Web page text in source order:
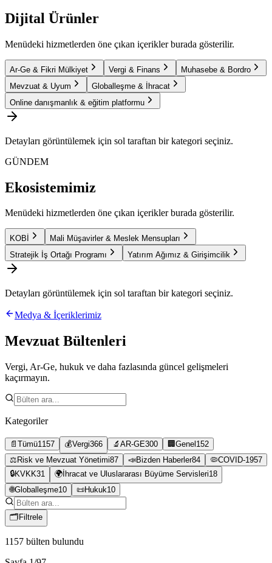
Dijital Ürünler
Menüdeki hizmetlerden öne çıkan içerikler burada gösterilir.
Ar-Ge & Fikri Mülkiyet Vergi & Finans
Muhasebe & Bordro
Mevzuat & Uyum
Globalleşme & İhracat
Online danışmanlık & eğitim platformu
Detayları görüntülemek için sol taraftan bir kategori seçiniz.
GÜNDEM
Ekosistemimiz
Menüdeki hizmetlerden öne çıkan içerikler burada gösterilir.
KOBİ
Mali Müşavirler & Meslek Mensupları
Stratejik İş Ortağı Programı
Yatırım Ağımız & Girişimcilik
Detayları görüntülemek için sol taraftan bir kategori seçiniz.
Medya & İçeriklerimiz
Mevzuat Bültenleri
Vergi, Ar-Ge, hukuk ve daha fazlasında güncel gelişmeleri
kaçırmayın.
Kategoriler
📄 Tümü1157 💰Vergi366 🔬 AR-GE300 🏢 Genel 152
⚖️ Risk ve Mevzuat Yönetimi87 📣Bizden Haberler84 🦠COVID-1957
🔒KVKK31 🌍 İhracat ve Uluslararası Büyüme Servisleri18
🌐Globalleşme10 📜Hukuk10
🗂 Filtrele
1157 bülten bulundu